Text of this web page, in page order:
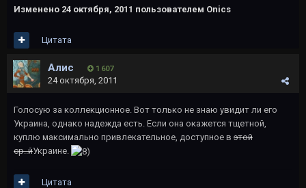
Изменено 24 октября, 2011 пользователем Onics
Цитата
Алис 1 607
24 октября, 2011
Голосую за коллекционное. Вот только не знаю увидит ли его
Украина, однако надежда есть. Если она окажется тщетной,
куплю максимально привлекательное, доступное в этой
ср..йУкраине.
Цитата